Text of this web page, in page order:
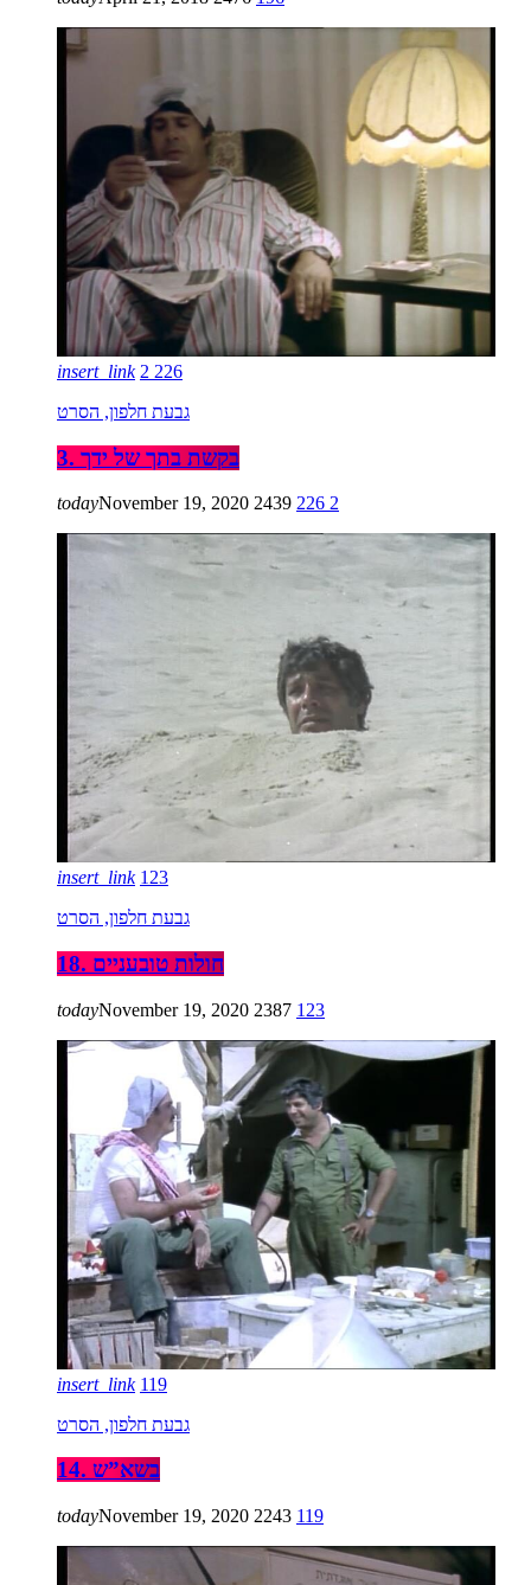
insert_link 2 226
גבעת חלפון, הסרט
3. בקשת בתך של ידך
todayNovember 19, 2020 2439 226 2
insert_link 123
גבעת חלפון, הסרט
18. חולות טובעניים
todayNovember 19, 2020 2387 123
insert_link 119
גבעת חלפון, הסרט
14. בשא”ש
todayNovember 19, 2020 2243 119